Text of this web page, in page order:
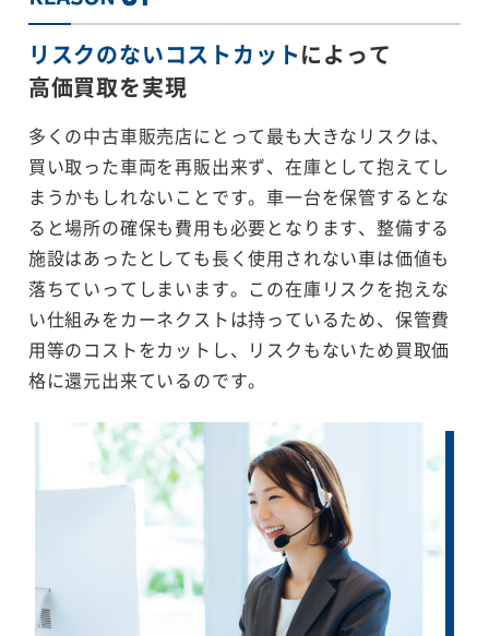
リスクのないコストカットによって
高価買取を実現
多くの中古車販売店にとって最も大きなリスクは、
買い取った車両を再販出来ず、在庫として抱えてし
まうかもしれないことです。車一台を保管するとな
ると場所の確保も費用も必要となります、整備する
施設はあったとしても長く使用されない車は価値も
落ちていってしまいます。この在庫リスクを抱えな
い仕組みをカーネクストは持っているため、保管費
用等のコストをカットし、リスクもないため買取価
格に還元出来ているのです。